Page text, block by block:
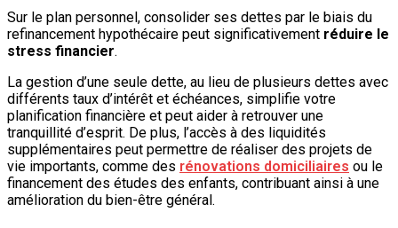
Sur le plan personnel, consolider ses dettes par le biais du
refinancement hypothécaire peut significativement réduire le
stress financier.
La gestion d’une seule dette, au lieu de plusieurs dettes avec
différents taux d’intérêt et échéances, simplifie votre
planification financière et peut aider à retrouver une
tranquillité d’esprit. De plus, l’accès à des liquidités
supplémentaires peut permettre de réaliser des projets de
vie importants, comme des rénovations domiciliaires ou le
financement des études des enfants, contribuant ainsi à une
amélioration du bien-être général.